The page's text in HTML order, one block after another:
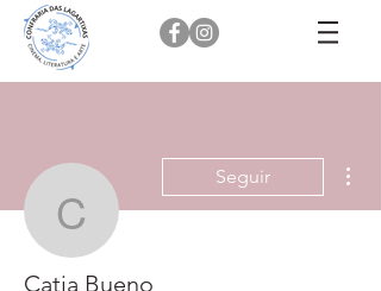
Catia Bueno
Seguir
Catia Bueno